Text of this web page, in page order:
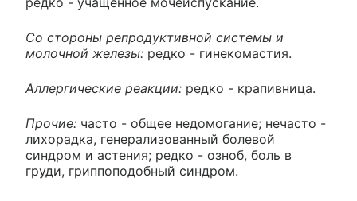
Со стороны репродуктивной системы и
молочной железы: редко - гинекомастия.
Аллергические реакции: редко - крапивница.
Прочие: часто - общее недомогание; нечасто -
лихорадка, генерализованный болевой
синдром и астения; редко - озноб, боль в
груди, гриппоподобный синдром.